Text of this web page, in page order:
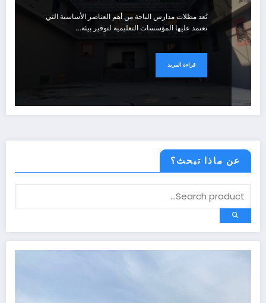
تُعد مظلات مدارس الباحة من أهم العناصر الأساسية التي
تعتمد عليها المؤسسات التعليمية لتوفير بيئة…
قراءة المزيد
عن ماذا تبحث؟